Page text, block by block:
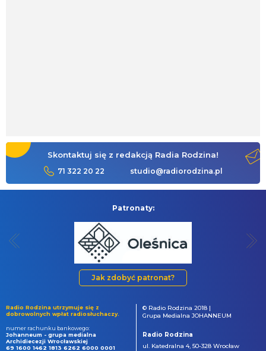
Skontaktuj się z redakcją Radia Rodzina!
71 322 20 22 studio@radiorodzina.pl
Patronaty:
Jak zdobyć patronat?
Radio Rodzina utrzymuje się z
dobrowolnych wpłat radiosłuchaczy.
numer rachunku bankowego:
Johanneum - grupa medialna
Archidiecezji Wrocławskiej
69 1600 1462 1813 6262 6000 0001
© Radio Rodzina 2018 |
Grupa Medialna JOHANNEUM
Radio Rodzina
ul. Katedralna 4, 50-328 Wrocław